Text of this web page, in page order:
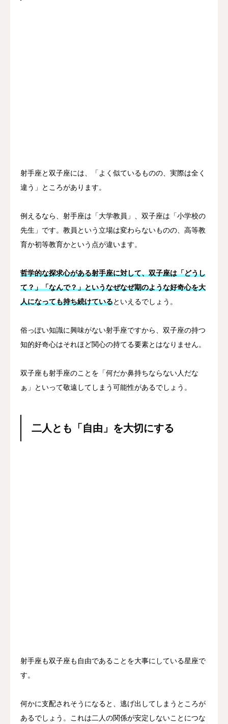
射手座と双子座には、「よく似ているものの、実際は全く
違う」ところがあります。
例えるなら、射手座は「大学教員」、双子座は「小学校の
先生」です。教員という立場は変わらないものの、高等教
育か初等教育かという点が違います。
哲学的な探求心がある射手座に対して、双子座は「どうし
て？」「なんで？」というなぜなぜ期のような好奇心を大
人になっても持ち続けているといえるでしょう。
俗っぽい知識に興味がない射手座ですから、双子座の持つ
知的好奇心はそれほど関心の持てる要素とはなりません。
双子座も射手座のことを「何だか鼻持ちならない人だな
ぁ」といって敬遠してしまう可能性があるでしょう。
二人とも「自由」を大切にする
射手座も双子座も自由であることを大事にしている星座で
す。
何かに支配されそうになると、逃げ出してしまうところが
あるでしょう。これは二人の関係が安定しないことにつな